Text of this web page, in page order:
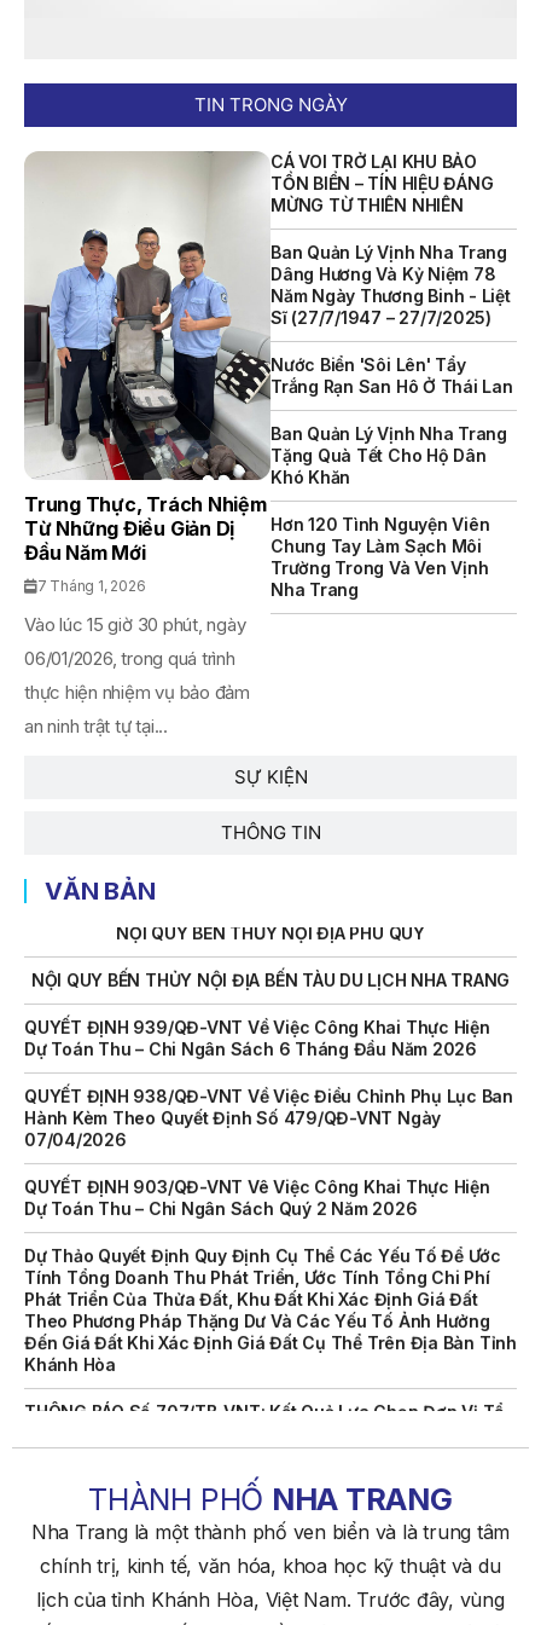
TIN TRONG NGÀY
SỰ KIỆN
THÔNG TIN
Trung Thực, Trách Nhiệm
Từ Những Điều Giản Dị
Đầu Năm Mới
7 Tháng 1, 2026
Vào lúc 15 giờ 30 phút, ngày
06/01/2026, trong quá trình
thực hiện nhiệm vụ bảo đảm
an ninh trật tự tại...
CÁ VOI TRỞ LẠI KHU BẢO
TỒN BIỂN – TÍN HIỆU ĐÁNG
MỪNG TỪ THIÊN NHIÊN
Ban Quản Lý Vịnh Nha Trang
Dâng Hương Và Kỷ Niệm 78
Năm Ngày Thương Binh - Liệt
Sĩ (27/7/1947 – 27/7/2025)
Nước Biển 'sôi Lên' Tẩy
Trắng Rạn San Hô Ở Thái Lan
Ban Quản Lý Vịnh Nha Trang
Tặng Quà Tết Cho Hộ Dân
Khó Khăn
Hơn 120 Tình Nguyện Viên
Chung Tay Làm Sạch Môi
Trường Trong Và Ven Vịnh
Nha Trang
VĂN BẢN
NỘI QUY BẾN THỦY NỘI ĐỊA PHÚ QUÝ
NỘI QUY BẾN THỦY NỘI ĐỊA BẾN TÀU DU LỊCH NHA TRANG
QUYẾT ĐỊNH 939/QĐ-VNT Về Việc Công Khai Thực Hiện
Dự Toán Thu – Chi Ngân Sách 6 Tháng Đầu Năm 2026
QUYẾT ĐỊNH 938/QĐ-VNT Về Việc Điều Chỉnh Phụ Lục Ban
Hành Kèm Theo Quyết Định Số 479/QĐ-VNT Ngày
07/04/2026
QUYẾT ĐỊNH 903/QĐ-VNT Vê Việc Công Khai Thực Hiện
Dự Toán Thu – Chi Ngân Sách Quý 2 Năm 2026
Dự Thảo Quyết Định Quy Định Cụ Thể Các Yếu Tố Để Ước
Tính Tổng Doanh Thu Phát Triển, Ước Tính Tổng Chi Phí
Phát Triển Của Thửa Đất, Khu Đất Khi Xác Định Giá Đất
Theo Phương Pháp Thặng Dư Và Các Yếu Tố Ảnh Hưởng
Đến Giá Đất Khi Xác Định Giá Đất Cụ Thể Trên Địa Bàn Tỉnh
Khánh Hòa
THÔNG BÁO Số 707/TB-VNT: Kết Quả Lựa Chọn Đơn Vị Tổ
Chức Đấu Giá Tài Sản Đối Với Mô Tô Nước Cứu Hộ VNT 01
THÔNG BÁO Số 706/TB-VNT: Kết Quả Lựa Chọn Đơn Vị Tổ
Số KH-0387
Thông Báo Số 641/TB-VNT Ngày 18/05/2026 Của Ban
Quản Lý Vịnh Nha Trang Về Việc Lựa Chọn Tổ Chức Đấu
NỘI QUY BẾN THỦY NỘI ĐỊA PHÚ QUÝ
NỘI QUY BẾN THỦY NỘI ĐỊA BẾN TÀU DU LỊCH NHA TRANG
QUYẾT ĐỊNH 939/QĐ-VNT Về Việc Công Khai Thực Hiện
Dự Toán Thu – Chi Ngân Sách 6 Tháng Đầu Năm 2026
QUYẾT ĐỊNH 938/QĐ-VNT Về Việc Điều Chỉnh Phụ Lục Ban
Hành Kèm Theo Quyết Định Số 479/QĐ-VNT Ngày
07/04/2026
QUYẾT ĐỊNH 903/QĐ-VNT Vê Việc Công Khai Thực Hiện
Dự Toán Thu – Chi Ngân Sách Quý 2 Năm 2026
Dự Thảo Quyết Định Quy Định Cụ Thể Các Yếu Tố Để Ước
Tính Tổng Doanh Thu Phát Triển, Ước Tính Tổng Chi Phí
Phát Triển Của Thửa Đất, Khu Đất Khi Xác Định Giá Đất
Theo Phương Pháp Thặng Dư Và Các Yếu Tố Ảnh Hưởng
Đến Giá Đất Khi Xác Định Giá Đất Cụ Thể Trên Địa Bàn Tỉnh
Khánh Hòa
THÔNG BÁO Số 707/TB-VNT: Kết Quả Lựa Chọn Đơn Vị Tổ
Chức Đấu Giá Tài Sản Đối Với Mô Tô Nước Cứu Hộ VNT 01
THÔNG BÁO Số 706/TB-VNT: Kết Quả Lựa Chọn Đơn Vị Tổ
Chức Đấu Giá Tài Sản Đối Với Ca Nô 200CV VNT 02 Biển
THÔNG BÁO Số 659/TB-VNT Năm 2026 V/v Đính Chính
Thông Báo Số 641/TB-VNT Ngày 18/05/2026 Của Ban
Quản Lý Vịnh Nha Trang Về Việc Lựa Chọn Tổ Chức Đấu
THÀNH PHỐ NHA TRANG
Nha Trang là một thành phố ven biển và là trung tâm
chính trị, kinh tế, văn hóa, khoa học kỹ thuật và du
lịch của tỉnh Khánh Hòa, Việt Nam. Trước đây, vùng